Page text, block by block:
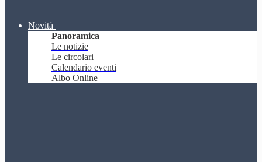
Novità
Panoramica
Le notizie
Le circolari
Calendario eventi
Albo Online